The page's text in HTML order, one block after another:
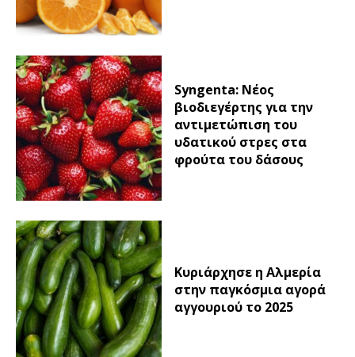
Syngenta: Νέος
βιοδιεγέρτης για την
αντιμετώπιση του
υδατικού στρες στα
φρούτα του δάσους
Κυριάρχησε η Αλμερία
στην παγκόσμια αγορά
αγγουριού το 2025